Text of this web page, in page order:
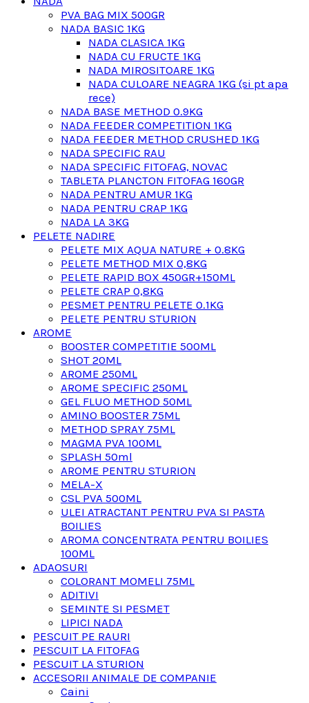
PVA BAG MIX 500GR
NADA BASIC 1KG
NADA CLASICA 1KG
NADA CU FRUCTE 1KG
NADA MIROSITOARE 1KG
NADA CULOARE NEAGRA 1KG (si pt apa
rece)
NADA BASE METHOD 0.9KG
NADA FEEDER COMPETITION 1KG
NADA FEEDER METHOD CRUSHED 1KG
NADA SPECIFIC RAU
NADA SPECIFIC FITOFAG, NOVAC
TABLETA PLANCTON FITOFAG 160GR
NADA PENTRU AMUR 1KG
NADA PENTRU CRAP 1KG
NADA LA 3KG
PELETE NADIRE
PELETE MIX AQUA NATURE + 0.8KG
PELETE METHOD MIX 0,8KG
PELETE RAPID BOX 450GR+150ML
PELETE CRAP 0,8KG
PESMET PENTRU PELETE 0.1KG
PELETE PENTRU STURION
AROME
BOOSTER COMPETITIE 500ML
SHOT 20ML
AROME 250ML
AROME SPECIFIC 250ML
GEL FLUO METHOD 50ML
AMINO BOOSTER 75ML
METHOD SPRAY 75ML
MAGMA PVA 100ML
SPLASH 50ml
AROME PENTRU STURION
MELA-X
CSL PVA 500ML
ULEI ATRACTANT PENTRU PVA SI PASTA
BOILIES
AROMA CONCENTRATA PENTRU BOILIES
100ML
ADAOSURI
COLORANT MOMELI 75ML
ADITIVI
SEMINTE SI PESMET
LIPICI NADA
PESCUIT PE RAURI
PESCUIT LA FITOFAG
PESCUIT LA STURION
ACCESORII ANIMALE DE COMPANIE
Caini